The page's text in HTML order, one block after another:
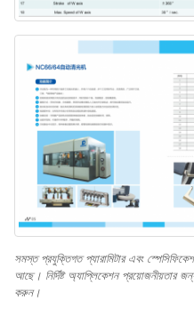
সমস্ত প্রযুক্তিগত প্যারামিটার এবং
আছে। নির্দিষ্ট অ্যাপ্লিকেশন প্রয়োজনীয়তার
করুন।